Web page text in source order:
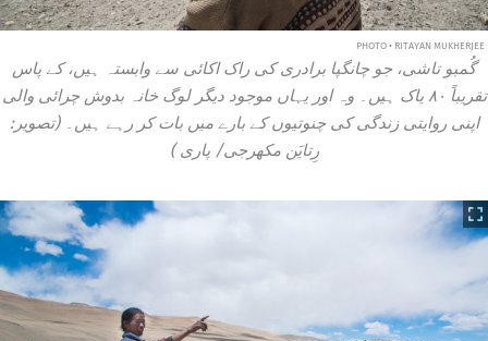
PHOTO • RITAYAN MUKHERJEE
گُمبو تاشی، جو چانگپا برادری کی راک اکائی سے وابستہ ہیں، کے پاس
تقریباً ۸۰ یاک ہیں۔ وہ اور یہاں موجود دیگر لوگ خانہ بدوش چرائی والی
اپنی روایتی زندگی کی چنوتیوں کے بارے میں بات کر رہے ہیں۔ (تصویر:
رِتایَن مکھرجی/پاری)